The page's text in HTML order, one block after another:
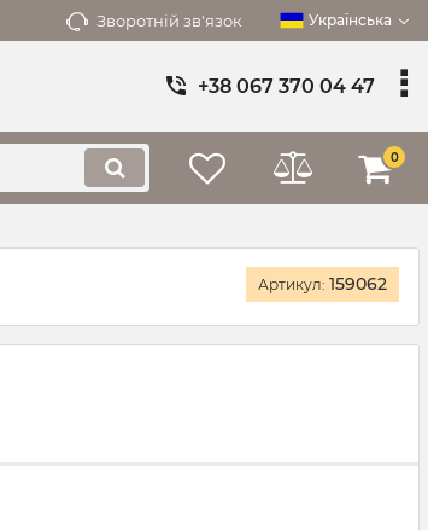
Зворотній зв'язок Українська
+38 067 370 04 47
0
Артикул: 159062